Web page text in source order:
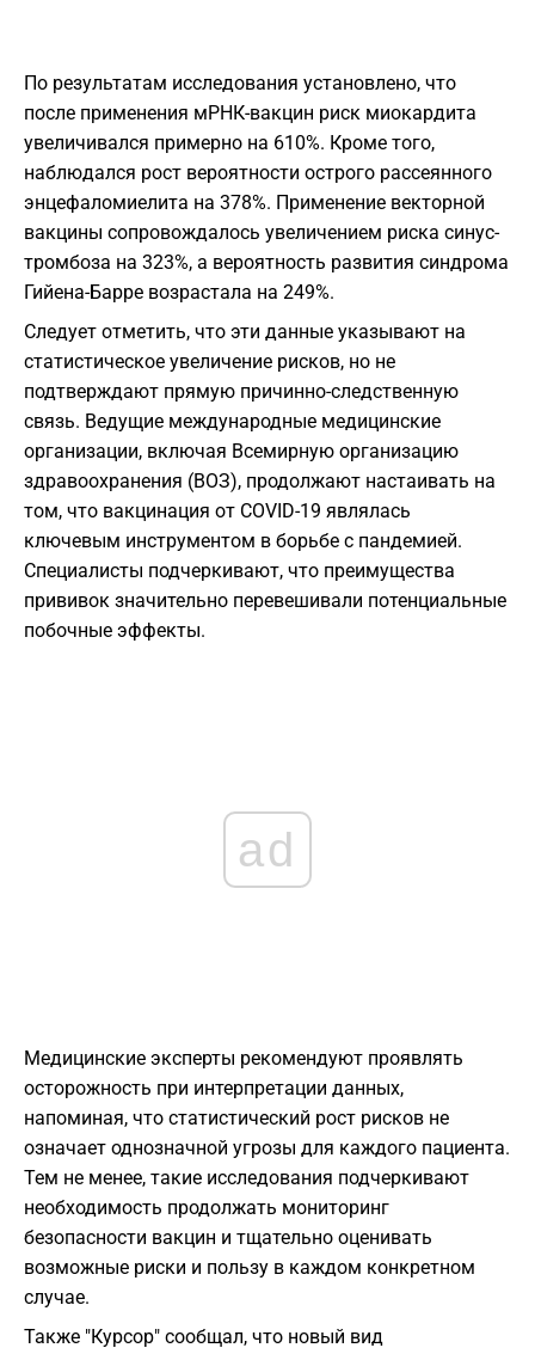
По результатам исследования установлено, что
после применения мРНК-вакцин риск миокардита
увеличивался примерно на 610%. Кроме того,
наблюдался рост вероятности острого рассеянного
энцефаломиелита на 378%. Применение векторной
вакцины сопровождалось увеличением риска синус-
тромбоза на 323%, а вероятность развития синдрома
Гийена-Барре возрастала на 249%.
Следует отметить, что эти данные указывают на
статистическое увеличение рисков, но не
подтверждают прямую причинно-следственную
связь. Ведущие международные медицинские
организации, включая Всемирную организацию
здравоохранения (ВОЗ), продолжают настаивать на
том, что вакцинация от COVID-19 являлась
ключевым инструментом в борьбе с пандемией.
Специалисты подчеркивают, что преимущества
прививок значительно перевешивали потенциальные
побочные эффекты.
ad
Медицинские эксперты рекомендуют проявлять
осторожность при интерпретации данных,
напоминая, что статистический рост рисков не
означает однозначной угрозы для каждого пациента.
Тем не менее, такие исследования подчеркивают
необходимость продолжать мониторинг
безопасности вакцин и тщательно оценивать
возможные риски и пользу в каждом конкретном
случае.
Также "Курсор" сообщал, что новый вид